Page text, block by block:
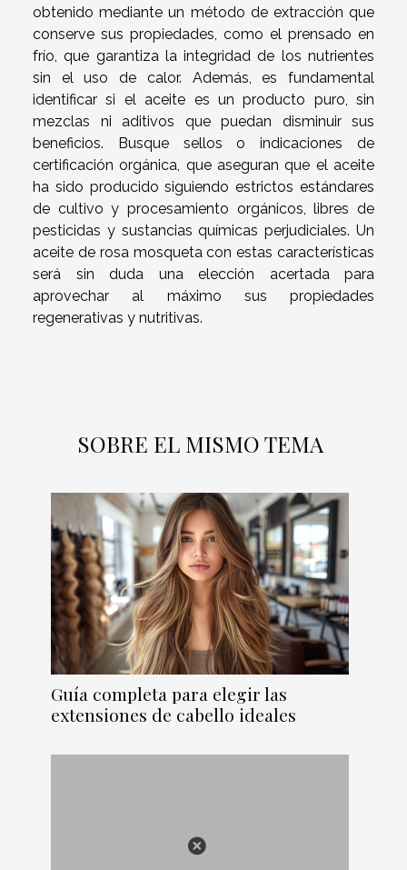
obtenido mediante un método de extracción que
conserve sus propiedades, como el prensado en
frío, que garantiza la integridad de los nutrientes
sin el uso de calor. Además, es fundamental
identificar si el aceite es un producto puro, sin
mezclas ni aditivos que puedan disminuir sus
beneficios. Busque sellos o indicaciones de
certificación orgánica, que aseguran que el aceite
ha sido producido siguiendo estrictos estándares
de cultivo y procesamiento orgánicos, libres de
pesticidas y sustancias químicas perjudiciales. Un
aceite de rosa mosqueta con estas características
será sin duda una elección acertada para
aprovechar al máximo sus propiedades
regenerativas y nutritivas.
SOBRE EL MISMO TEMA
Guía completa para elegir las
extensiones de cabello ideales